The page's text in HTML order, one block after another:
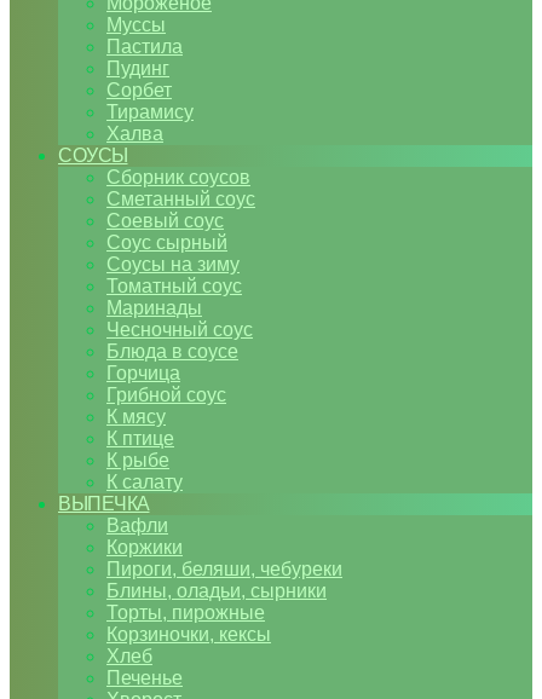
Муссы
Пастила
Пудинг
Сорбет
Тирамису
Халва
СОУСЫ
Сборник соусов
Сметанный соус
Соевый соус
Соус сырный
Соусы на зиму
Томатный соус
Маринады
Чесночный соус
Блюда в соусе
Горчица
Грибной соус
К мясу
К птице
К рыбе
К салату
ВЫПЕЧКА
Вафли
Коржики
Пироги, беляши, чебуреки
Блины, оладьи, сырники
Торты, пирожные
Корзиночки, кексы
Хлеб
Печенье